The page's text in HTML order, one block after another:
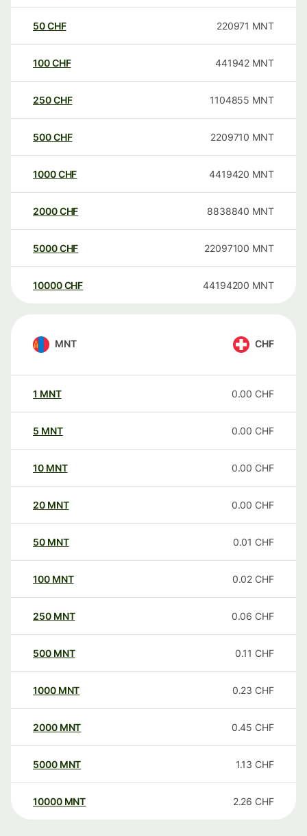
50CHF 220971 MNT
100CHF 441942 MNT
250CHF 1104855 MNT
500CHF 2209710 MNT
1000CHF 4419420 MNT
2000CHF 8838840 MNT
5000CHF 22097100 MNT
10000 CHF 44194200 MNT
MNT CHF
1 MNT 0.00 CHF
5 MNT 0.00 CHF
10 MNT 0.00 CHF
20 MNT 0.00 CHF
50 MNT 0.01 CHF
100 MNT 0.02 CHF
250 MNT 0.06 CHF
500 MNT 0.11 CHF
1000 MNT 0.23 CHF
2000 MNT 0.45 CHF
5000 MNT 1.13 CHF
10000 MNT 2.26 CHF